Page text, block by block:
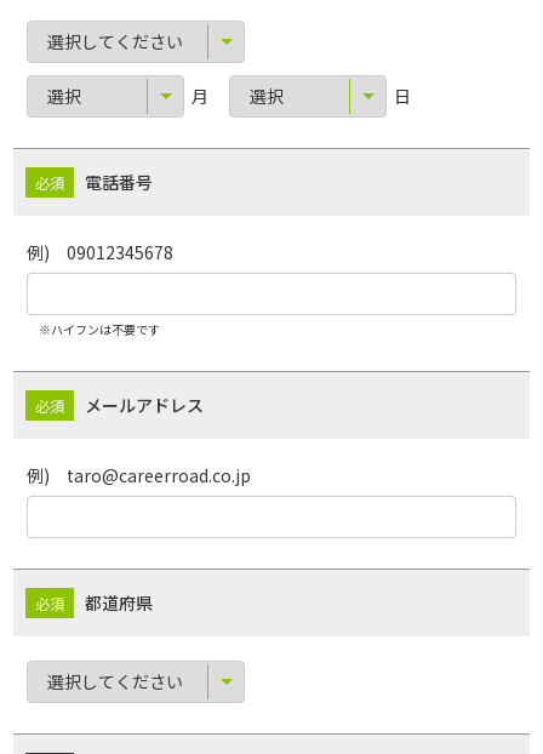
月 日
電話番号
例) 09012345678
※ハイフンは不要です
メールアドレス
例) taro@careerroad.co.jp
都道府県